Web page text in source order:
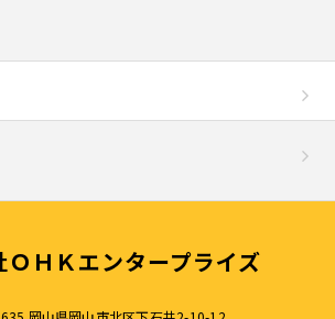
ＯＨＫエンタープライズ